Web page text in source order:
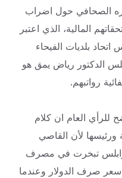
الصحافي حول اضراب
المالية، الذي اعتبر
بلديات الفيحاء
الدكتور رياض يمق هو
رواتبهم.
للرأي العام ان كلام
ورئيسها لأن القاصي
تبخرت في مصرف
سعر صرف الدولار وعندما